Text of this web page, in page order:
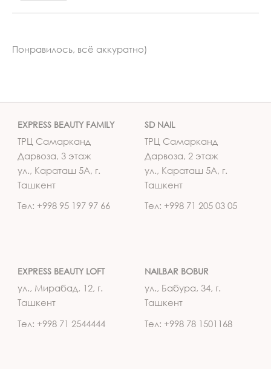
Понравилось, всё аккуратно)
EXPRESS BEAUTY FAMILY
ТРЦ Самарканд
Дарвоза, 3 этаж
ул., Караташ 5А, г.
Ташкент
Тел: +998 95 197 97 66
SD NAIL
ТРЦ Самарканд
Дарвоза, 2 этаж
ул., Караташ 5А, г.
Ташкент
Тел: +998 71 205 03 05
EXPRESS BEAUTY LOFT
ул., Мирабад, 12, г.
Ташкент
Тел: +998 71 2544444
NAILBAR BOBUR
ул., Бабура, 34, г.
Ташкент
Тел: +998 78 1501168